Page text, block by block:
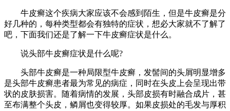
牛皮癣这个疾病大家应该不会感到陌生，但是牛皮癣是分
好几种的，每种类型都会有独特的症状，想必大家就不了解了
吧，下面我们还是了解一下牛皮癣症状是什么。
说头部牛皮癣症状是什么呢?
头部牛皮癣是一种局限型牛皮癣，发髻间的头屑明显增多
是头部牛皮癣患者最为常见的病症，同时在头皮上会呈现出带
状的皮肤损害。随着病情的发展，头部皮损有时融合成片，甚
至布满整个头皮，鳞屑也变得较厚。如果皮损处的毛发与厚积